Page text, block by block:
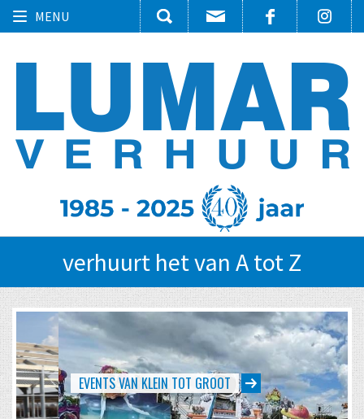
Toggle
MENU
verhuurt het van A tot Z
EVENTS VAN KLEIN TOT GROOT